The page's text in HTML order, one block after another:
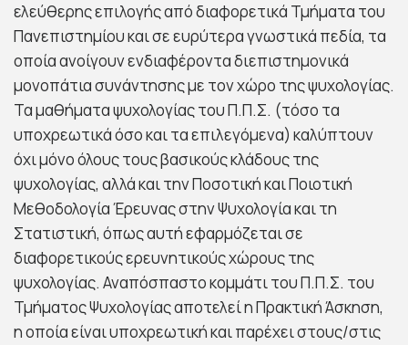
ελεύθερης επιλογής από διαφορετικά Τμήματα του
Πανεπιστημίου και σε ευρύτερα γνωστικά πεδία, τα
οποία ανοίγουν ενδιαφέροντα διεπιστημονικά
μονοπάτια συνάντησης με τον χώρο της ψυχολογίας.
Τα μαθήματα ψυχολογίας του Π.Π.Σ. (τόσο τα
υποχρεωτικά όσο και τα επιλεγόμενα) καλύπτουν
όχι μόνο όλους τους βασικούς κλάδους της
ψυχολογίας, αλλά και την Ποσοτική και Ποιοτική
Μεθοδολογία Έρευνας στην Ψυχολογία και τη
Στατιστική, όπως αυτή εφαρμόζεται σε
διαφορετικούς ερευνητικούς χώρους της
ψυχολογίας. Αναπόσπαστο κομμάτι του Π.Π.Σ. του
Τμήματος Ψυχολογίας αποτελεί η Πρακτική Άσκηση,
η οποία είναι υποχρεωτική και παρέχει στους/στις